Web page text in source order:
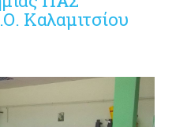
Καλαμιτσίου